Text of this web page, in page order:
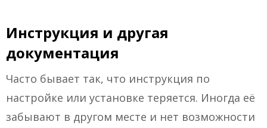
Инструкция и другая
документация
Часто бывает так, что инструкция по
настройке или установке теряется. Иногда её
забывают в другом месте и нет возможности